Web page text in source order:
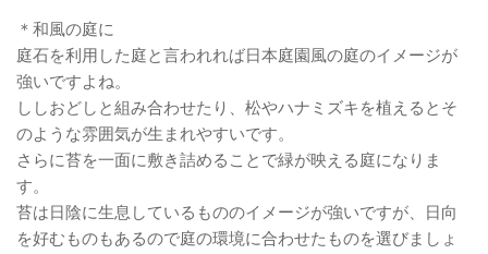
＊和風の庭に
庭石を利用した庭と言われれば日本庭園風の庭のイメージが
強いですよね。
ししおどしと組み合わせたり、松やハナミズキを植えるとそ
のような雰囲気が生まれやすいです。
さらに苔を一面に敷き詰めることで緑が映える庭になりま
す。
苔は日陰に生息しているもののイメージが強いですが、日向
を好むものもあるので庭の環境に合わせたものを選びましょ